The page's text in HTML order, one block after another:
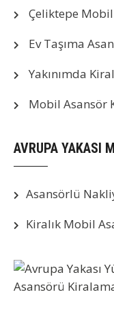
Çeliktepe
Ev Taşıma
Yakınımda
Mobil Asansör
AVRUPA YAKASI
Asansörlü
Kiralık Mobil